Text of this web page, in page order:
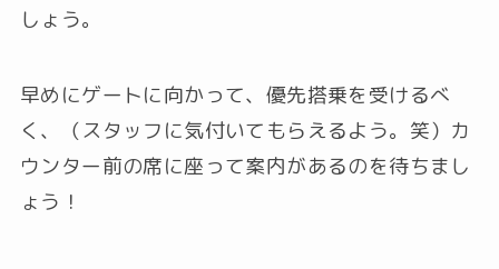
しょう。
早めにゲートに向かって、優先搭乗を受けるべ
く、（スタッフに気付いてもらえるよう。笑）カ
ウンター前の席に座って案内があるのを待ちまし
ょう！